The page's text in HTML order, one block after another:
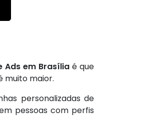
Ads em Brasília é que
muito maior.
personalizadas de
pessoas com perfis